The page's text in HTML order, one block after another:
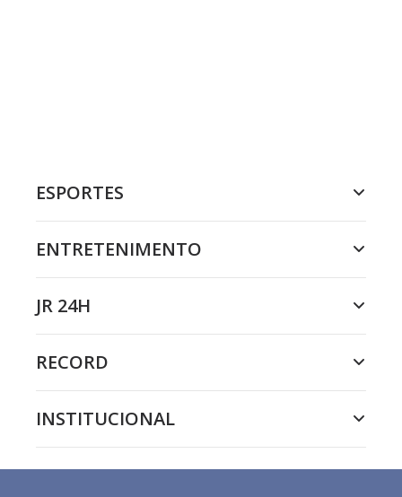
ESPORTES
ENTRETENIMENTO
JR 24H
RECORD
INSTITUCIONAL